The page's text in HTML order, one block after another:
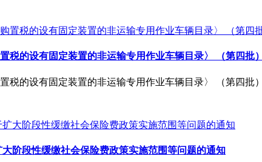
税的设有固定装置的非运输专用作业车辆目录〉 （第四批
税的设有固定装置的非运输专用作业车辆目录〉 （第四批
阶段性缓缴社会保险费政策实施范围等问题的通知